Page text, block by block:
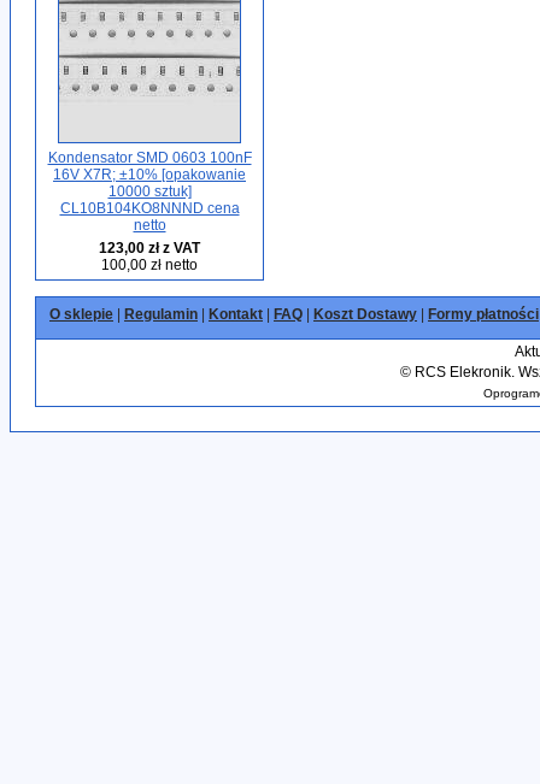
Kondensator SMD 0603 100nF
16V X7R; ±10% [opakowanie
10000 sztuk]
CL10B104KO8NNND cena
netto
123,00 zł z VAT
100,00 zł netto
O sklepie Regulamin Kontakt FAQ Koszt Dostawy Formy płatności
©RCS Elekronik.